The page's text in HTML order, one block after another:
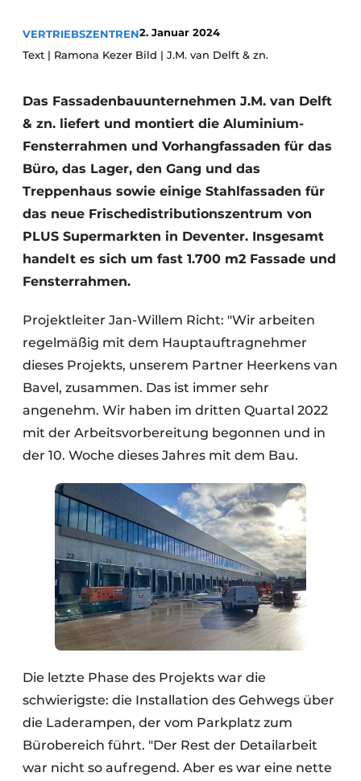
Ein Stellenangebot registrieren
Freie Stellen
Videos
Modularer Aufbau
VERTRIEBSZENTREN2. Januar 2024
Text | Ramona Kezer Bild | J.M. van Delft & zn.
Das Fassadenbauunternehmen J.M. van Delft
& zn. liefert und montiert die Aluminium-
Fensterrahmen und Vorhangfassaden für das
Büro, das Lager, den Gang und das
Treppenhaus sowie einige Stahlfassaden für
das neue Frischedistributionszentrum von
PLUS Supermarkten in Deventer. Insgesamt
handelt es sich um fast 1.700 m2 Fassade und
Fensterrahmen.
Projektleiter Jan-Willem Richt: "Wir arbeiten
regelmäßig mit dem Hauptauftragnehmer
dieses Projekts, unserem Partner Heerkens van
Bavel, zusammen. Das ist immer sehr
angenehm. Wir haben im dritten Quartal 2022
mit der Arbeitsvorbereitung begonnen und in
der 10. Woche dieses Jahres mit dem Bau.
Die letzte Phase des Projekts war die
schwierigste: die Installation des Gehwegs über
die Laderampen, der vom Parkplatz zum
Bürobereich führt. "Der Rest der Detailarbeit
war nicht so aufregend. Aber es war eine nette